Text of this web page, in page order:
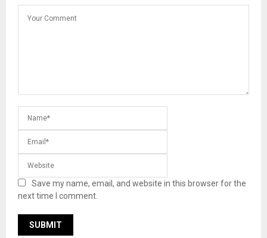
Save my name, email, and website in this browser for the
next time I comment.